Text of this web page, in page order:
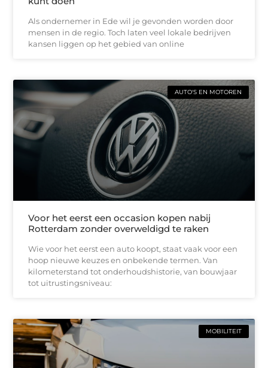
Als ondernemer in Ede wil je gevonden worden door
mensen in de regio. Toch laten veel lokale bedrijven
kansen liggen op het gebied van online
AUTO'S EN MOTOREN
Voor het eerst een occasion kopen nabij
Rotterdam zonder overweldigd te raken
Wie voor het eerst een auto koopt, staat vaak voor een
hoop nieuwe keuzes en onbekende termen. Van
kilometerstand tot onderhoudshistorie, van bouwjaar
tot uitrustingsniveau:
MOBILITEIT